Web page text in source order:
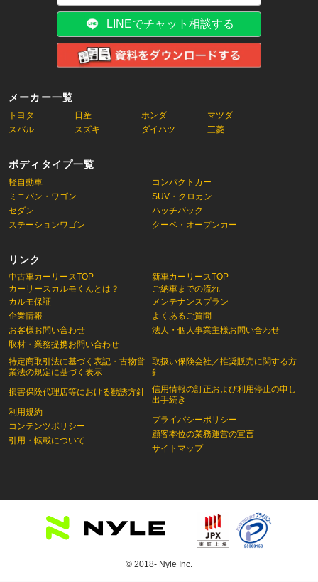
メーカー一覧
トヨタ 日産 ホンダ
マツダ
スバル
スズキ ダイハツ 三菱
ボディタイプ一覧
軽自動車
コンパクトカー
ミニバン・ワゴン
SUV・クロカン
セダン
ハッチバック
ステーションワゴン
クーペ・オープンカー
リンク
中古車カーリースTOP
カーリースカルモくんとは？
新車カーリースTOP
ご納車までの流れ
カルモ保証
企業情報
お客様お問い合わせ
取材・業務提携お問い合わせ
特定商取引法に基づく表記・古物営
業法の規定に基づく表示
損害保険代理店等における勧誘方針
利用規約
コンテンツポリシー
引用・転載について
メンテナンスプラン
よくあるご質問
法人・個人事業主様お問い合わせ
取扱い保険会社／推奨販売に関する方
針
信用情報の訂正および利用停止の申し
出手続き
プライバシーポリシー
顧客本位の業務運営の宣言
サイトマップ
LINEでチャット相談する
© 2018- Nyle Inc.